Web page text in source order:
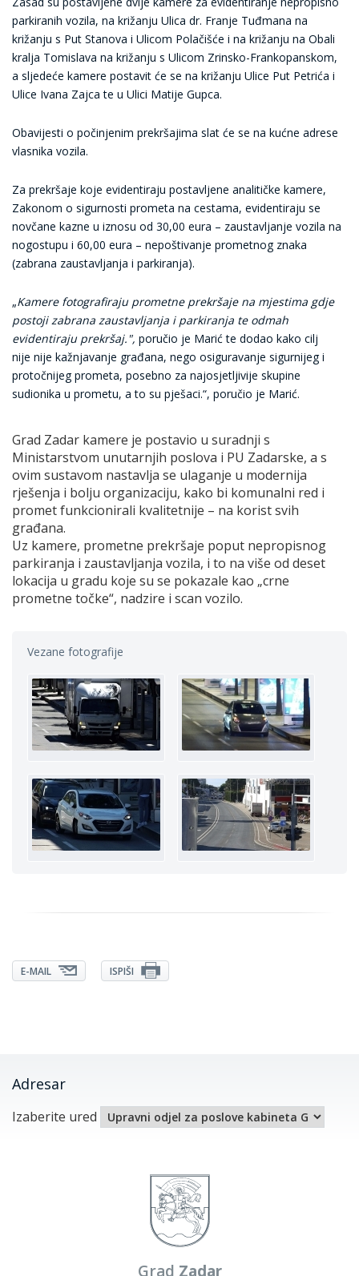
parkiranih vozila, na križanju Ulica dr. Franje Tuđmana na
križanju s Put Stanova i Ulicom Polačišće i na križanju na Obali
kralja Tomislava na križanju s Ulicom Zrinsko-Frankopanskom,
a sljedeće kamere postavit će se na križanju Ulice Put Petrića i
Ulice Ivana Zajca te u Ulici Matije Gupca.
Obavijesti o počinjenim prekršajima slat će se na kućne adrese
vlasnika vozila.
Za prekršaje koje evidentiraju postavljene analitičke kamere,
Zakonom o sigurnosti prometa na cestama, evidentiraju se
novčane kazne u iznosu od 30,00 eura – zaustavljanje vozila na
nogostupu i 60,00 eura – nepoštivanje prometnog znaka
(zabrana zaustavljanja i parkiranja).
„Kamere fotografiraju prometne prekršaje na mjestima gdje
postoji zabrana zaustavljanja i parkiranja te odmah
evidentiraju prekršaj.", poručio je Marić te dodao kako cilj
nije nije kažnjavanje građana, nego osiguravanje sigurnijeg i
protočnijeg prometa, posebno za najosjetljivije skupine
sudionika u prometu, a to su pješaci.“, poručio je Marić.
Grad Zadar kamere je postavio u suradnji s
Ministarstvom unutarnjih poslova i PU Zadarske, a s
ovim sustavom nastavlja se ulaganje u modernija
rješenja i bolju organizaciju, kako bi komunalni red i
promet funkcionirali kvalitetnije – na korist svih
građana.
Uz kamere, prometne prekršaje poput nepropisnog
parkiranja i zaustavljanja vozila, i to na više od deset
lokacija u gradu koje su se pokazale kao „crne
prometne točke“, nadzire i scan vozilo.
Vezane fotografije
E-MAIL ISPIŠI
Adresar
Izaberite ured
Grad Zadar